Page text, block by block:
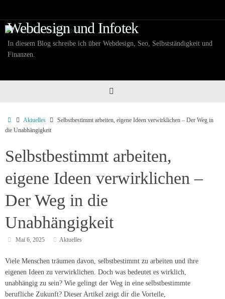
springen
Webdesign und Infotek
In diesem Blog schreibe ich über Webdesign, Seo, Selbstständigkeit und
Finanzen.
StartAktuelles
Selbstbestimmt arbeiten, eigene Ideen verwirklichen – Der Weg in
die Unabhängigkeit
Selbstbestimmt arbeiten,
eigene Ideen verwirklichen –
Der Weg in die
Unabhängigkeit
Mai 6, 2025 Aktuelles
Viele Menschen träumen davon, selbstbestimmt zu arbeiten und ihre
eigenen Ideen zu verwirklichen. Doch was bedeutet es wirklich,
unabhängig zu sein? Wie gelingt der Weg in eine selbstbestimmte
berufliche Zukunft? Dieser Artikel zeigt dir die Vorteile,